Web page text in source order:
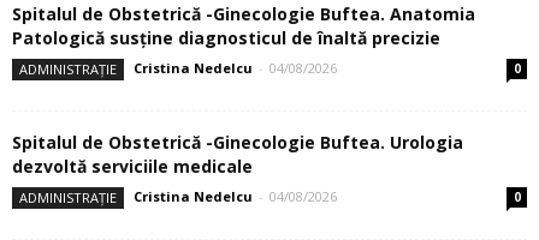
Spitalul de Obstetrică -Ginecologie Buftea. Anatomia
Patologică susţine diagnosticul de înaltă precizie
ADMINISTRAȚIE Cristina Nedelcu - 04/08/2026 0
Spitalul de Obstetrică -Ginecologie Buftea. Urologia
dezvoltă serviciile medicale
ADMINISTRAȚIE Cristina Nedelcu - 04/08/2026 0